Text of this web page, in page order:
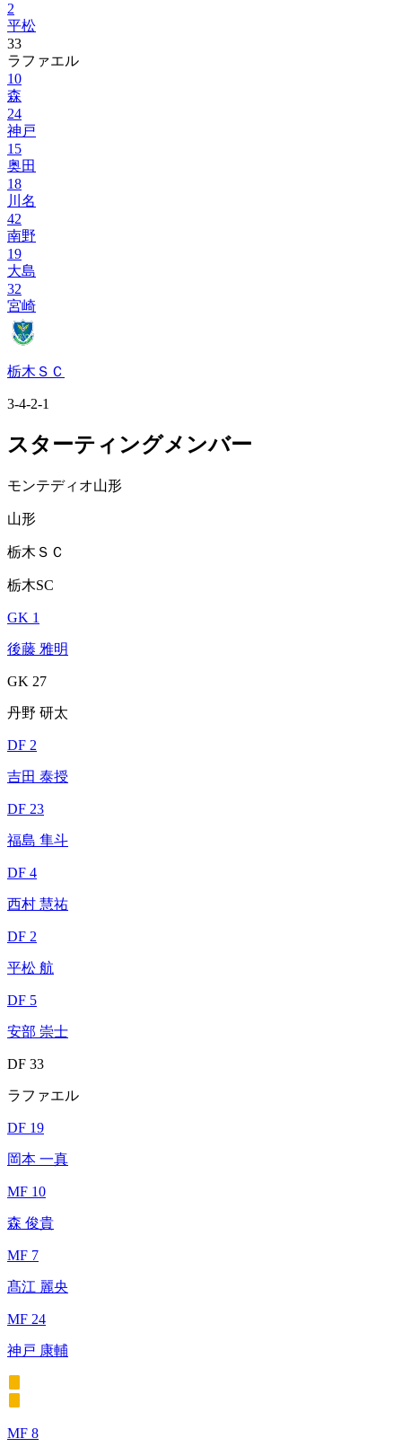
2
平松
33
ラファエル
10
森
24
神戸
15
奥田
18
川名
42
南野
19
大島
32
宮崎
栃木ＳＣ
3-4-2-1
スターティングメンバー
モンテディオ山形
山形
栃木ＳＣ
栃木SC
GK 1
後藤 雅明
GK 27
丹野 研太
DF 2
吉田 泰授
DF 23
福島 隼斗
DF 4
西村 慧祐
DF 2
平松 航
DF 5
安部 崇士
DF 33
ラファエル
DF 19
岡本 一真
MF 10
森 俊貴
MF 7
髙江 麗央
MF 24
神戸 康輔
MF 8